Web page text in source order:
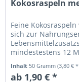
Kokosraspeln
Feine
sich zur
mindestestens 12
Inhalt 50 Gramm(3,80 €
ab 1,90 € *